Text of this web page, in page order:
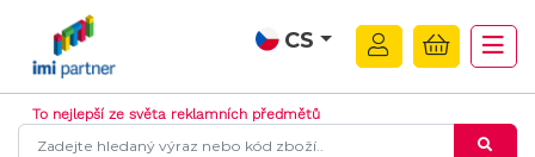
CS
To nejlepší ze světa reklamních předmětů